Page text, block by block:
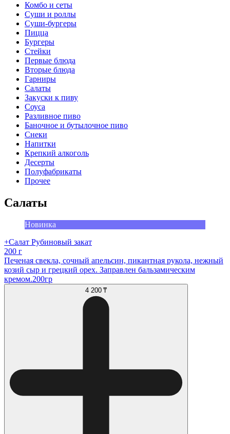
Комбо и сеты
Суши и роллы
Суши-бургеры
Пицца
Бургеры
Стейки
Первые блюда
Вторые блюда
Гарниры
Салаты
Закуски к пиву
Соуса
Разливное пиво
Баночное и бутылочное пиво
Снеки
Напитки
Крепкий алкоголь
Десерты
Полуфабрикаты
Прочее
Салаты
Новинка
+Салат Рубиновый закат
200 г
Печеная свекла, сочный апельсин, пикантная рукола, нежный
козий сыр и грецкий орех. Заправлен бальзамическим
кремом.200гр
4 200 ₸